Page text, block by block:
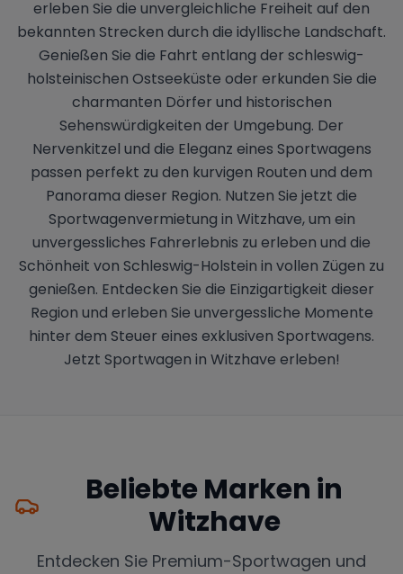
erleben Sie die unvergleichliche Freiheit auf den
bekannten Strecken durch die idyllische Landschaft.
Genießen Sie die Fahrt entlang der schleswig-
holsteinischen Ostseeküste oder erkunden Sie die
charmanten Dörfer und historischen
Sehenswürdigkeiten der Umgebung. Der
Nervenkitzel und die Eleganz eines Sportwagens
passen perfekt zu den kurvigen Routen und dem
Panorama dieser Region. Nutzen Sie jetzt die
Sportwagenvermietung in Witzhave, um ein
unvergessliches Fahrerlebnis zu erleben und die
Schönheit von Schleswig-Holstein in vollen Zügen zu
genießen. Entdecken Sie die Einzigartigkeit dieser
Region und erleben Sie unvergessliche Momente
hinter dem Steuer eines exklusiven Sportwagens.
Jetzt Sportwagen in Witzhave erleben!
Beliebte Marken in
Witzhave
Entdecken Sie Premium-Sportwagen und